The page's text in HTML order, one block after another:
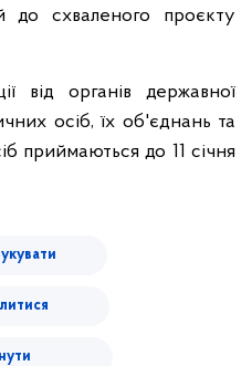
до схваленого проєкту
від органів державної
осіб, їх об'єднань та
приймаються до 11 січня